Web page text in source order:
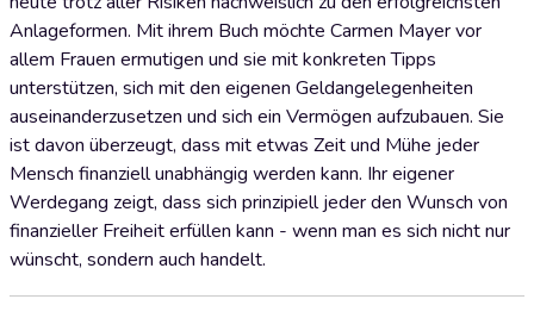
Anlageformen. Mit ihrem Buch möchte Carmen Mayer vor
allem Frauen ermutigen und sie mit konkreten Tipps
unterstützen, sich mit den eigenen Geldangelegenheiten
auseinanderzusetzen und sich ein Vermögen aufzubauen. Sie
ist davon überzeugt, dass mit etwas Zeit und Mühe jeder
Mensch finanziell unabhängig werden kann. Ihr eigener
Werdegang zeigt, dass sich prinzipiell jeder den Wunsch von
finanzieller Freiheit erfüllen kann - wenn man es sich nicht nur
wünscht, sondern auch handelt.